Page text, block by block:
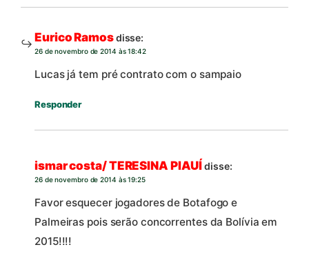
Eurico Ramosdisse:
26 de novembro de 2014 às 18:42
Lucas já tem pré contrato com o sampaio
Responder
ismar costa/ TERESINA PIAUÍdisse:
26 de novembro de 2014 às 19:25
Favor esquecer jogadores de Botafogo e
Palmeiras pois serão concorrentes da Bolívia em
2015!!!!